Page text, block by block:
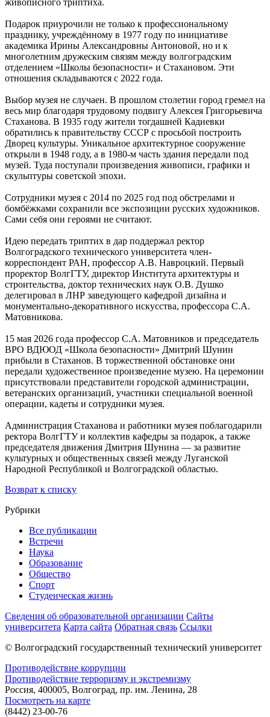
Подарок приурочили не только к профессиональному
празднику, учреждённому в 1977 году по инициативе
академика Ирины Александровны Антоновой, но и к
многолетним дружеским связям между волгоградским
отделением «Школы безопасности» и Стахановом. Эти
отношения складываются с 2022 года.
Выбор музея не случаен. В прошлом столетии город гремел на
весь мир благодаря трудовому подвигу Алексея Григорьевича
Стаханова. В 1935 году жители тогдашней Кадиевки
обратились к правительству СССР с просьбой построить
Дворец культуры. Уникальное архитектурное сооружение
открыли в 1948 году, а в 1980-м часть здания передали под
музей. Туда поступали произведения живописи, графики и
скульптуры советской эпохи.
Сотрудники музея с 2014 по 2025 год под обстрелами и
бомбёжками сохранили все экспозиции русских художников.
Сами себя они героями не считают.
Идею передать триптих в дар поддержал ректор
Волгоградского технического университета член-
корреспондент РАН, профессор А.В. Навроцкий. Первый
проректор ВолгГТУ, директор Института архитектуры и
строительства, доктор технических наук О.В. Душко
делегировал в ЛНР заведующего кафедрой дизайна и
монументально-декоративного искусства, профессора С.А.
Матовникова.
15 мая 2026 года профессор С.А. Матовников и председатель
ВРО ВДЮОД «Школа безопасности» Дмитрий Шунин
прибыли в Стаханов. В торжественной обстановке они
передали художественное произведение музею. На церемонии
присутствовали представители городской администрации,
ветеранских организаций, участники специальной военной
операции, кадеты и сотрудники музея.
Администрация Стаханова и работники музея поблагодарили
ректора ВолгГТУ и коллектив кафедры за подарок, а также
председателя движения Дмитрия Шунина — за развитие
культурных и общественных связей между Луганской
Народной Республикой и Волгоградской областью.
Возврат к списку
Рубрики
Все публикации
Встречи
Наука
Образование
Общество
Спорт
Студенческая жизнь
Сведения об образовательной организации Сайты
университета Карта сайта Обратная связь Ссылки
© Волгоградский государственный технический университет
Противодействие коррупции
Противодействие терроризму и экстремизму
Россия, 400005, Волгоград, пр. им. Ленина, 28
Посмотреть на карте
(8442) 23-00-76